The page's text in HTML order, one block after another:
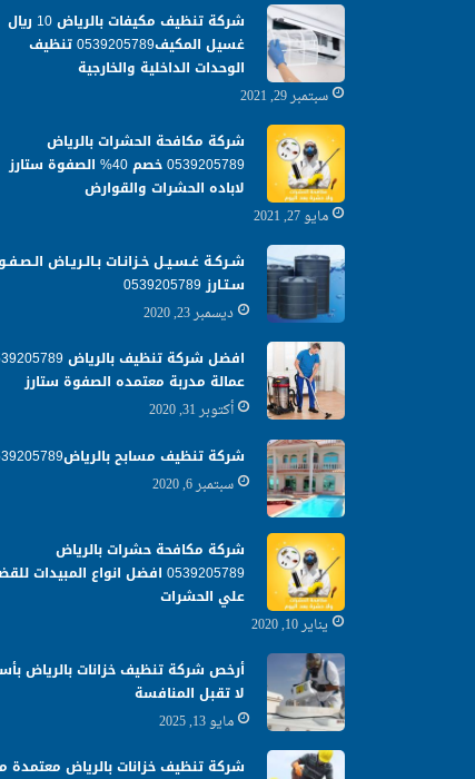
شركة تنظيف مكيفات بالرياض 10 ريال
غسيل المكيف0539205789 تنظيف
الوحدات الداخلية والخارجية
سبتمبر 29, 2021
شركة مكافحة الحشرات بالرياض
0539205789 خصم 40% الصفوة ستارز
لاباده الحشرات والقوارض
مايو 27, 2021
شـركـة غـسـيـل خـزانـات بـالـريـاض
سـتـارز 0539205789
ديسمبر 23, 2020
افضل شركة تنظيف بالرياض
عمالة مدربة معتمده الصفوة ستارز
أكتوبر 31, 2020
شركة تنظيف مسابح بالرياض0539205789
سبتمبر 6, 2020
شركة مكافحة حشرات بالرياض
0539205789 افضل انواع المبيدات
علي الحشرات
يناير 10, 2020
أرخص شركة تنظيف خزانات بالرياض
لا تقبل المنافسة
مايو 13, 2025
شركة تنظيف خزانات بالرياض معتمدة